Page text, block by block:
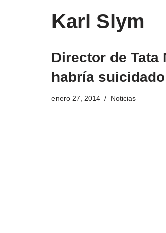
Karl Slym
Director de Tata
habría suicidado
enero 27, 2014 Noticias